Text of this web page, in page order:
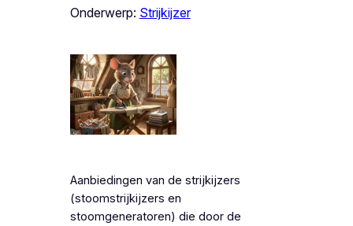
Onderwerp: Strijkijzer
Aanbiedingen van de strijkijzers
(stoomstrijkijzers en
stoomgeneratoren) die door de